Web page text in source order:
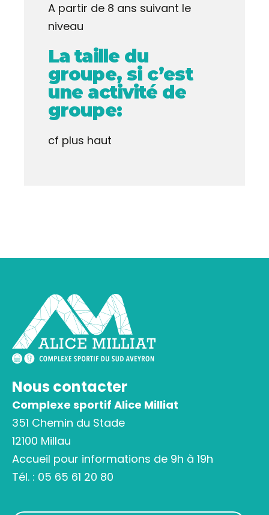
A partir de 8 ans suivant le
niveau
La taille du
groupe, si c’est
une activité de
groupe:
cf plus haut
Nous contacter
Complexe sportif Alice Milliat
351 Chemin du Stade
12100 Millau
Accueil pour informations de 9h à 19h
Tél. : 05 65 61 20 80